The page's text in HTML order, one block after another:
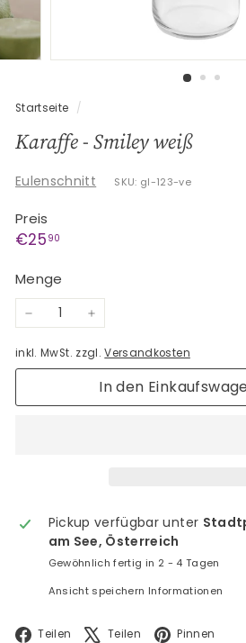
e
s
h
n
k
Startseite /
Karaffe - Smiley weiß
Eulenschnitt SKU: gl-123-ve
Preis
Normaler
€25 90
Menge
− +
inkl. MwSt. zzgl.Versandkosten
In den
Pickup verfügbar unter
am See, Österreich
Gewöhnlich fertig in 2 - 4 Tagen
Ansicht speichern Informationen
Teilen Facebook
Teilen X Pinnen